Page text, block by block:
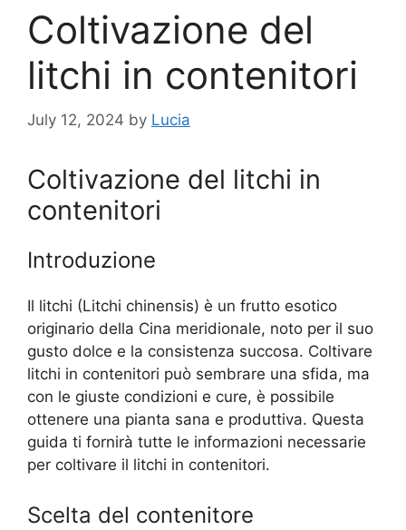
Coltivazione del
litchi in contenitori
July 12, 2024 by Lucia
Coltivazione del litchi in
contenitori
Introduzione
Il litchi (Litchi chinensis) è un frutto esotico
originario della Cina meridionale, noto per il suo
gusto dolce e la consistenza succosa. Coltivare
litchi in contenitori può sembrare una sfida, ma
con le giuste condizioni e cure, è possibile
ottenere una pianta sana e produttiva. Questa
guida ti fornirà tutte le informazioni necessarie
per coltivare il litchi in contenitori.
Scelta del contenitore